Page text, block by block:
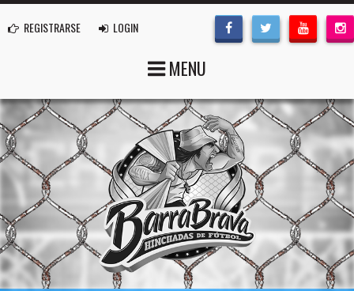
REGISTRARSE LOGIN
MENU